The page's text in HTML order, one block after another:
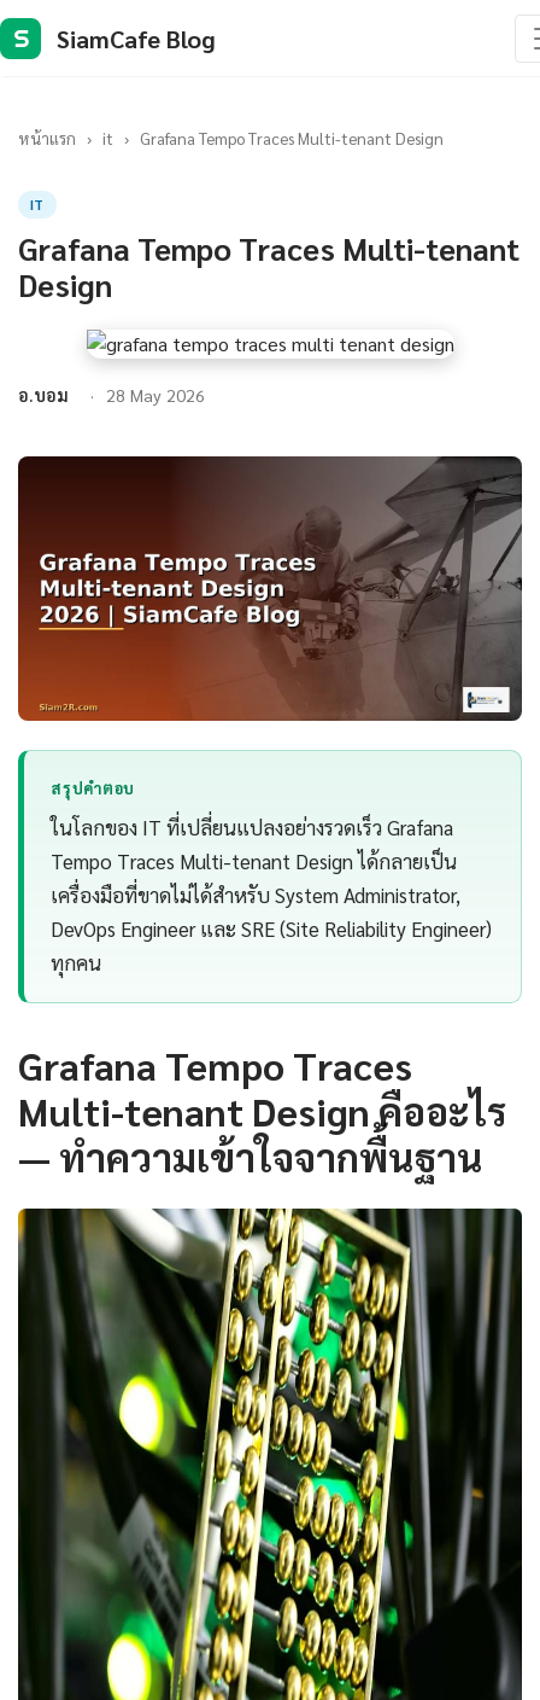
S SiamCafe Blog
หน้าแรก › it › Grafana Tempo Traces Multi-tenant Design
IT
Grafana Tempo Traces Multi-tenant
Design
อ.บอม 28 May 2026
สรุปคำตอบ
ในโลกของ IT ที่เปลี่ยนแปลงอย่างรวดเร็ว Grafana
Tempo Traces Multi-tenant Design ได้กลายเป็น
เครื่องมือที่ขาดไม่ได้สำหรับ System Administrator,
DevOps Engineer และ SRE (Site Reliability Engineer)
ทุกคน
Grafana Tempo Traces
Multi-tenant Design คืออะไร
— ทำความเข้าใจจากพื้นฐาน